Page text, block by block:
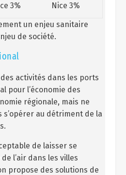
3% Nice 3%
un enjeu sanitaire
de société.
activités dans les ports
pour l’économie des
régionale, mais ne
au détriment de la
de laisser se
l’air dans les villes
propose des solutions de